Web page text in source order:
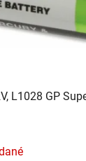
L1028 GP